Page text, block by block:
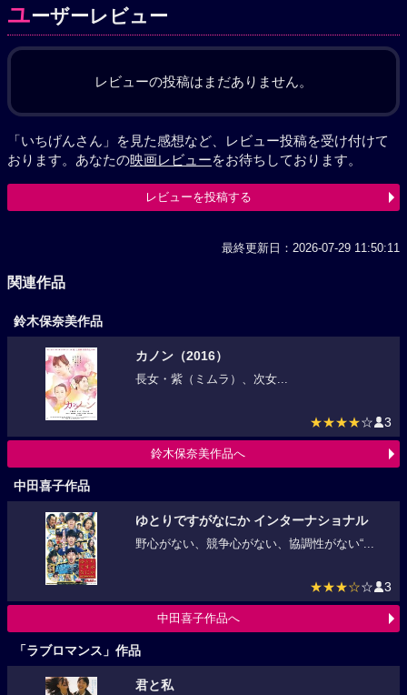
ユーザーレビュー
レビューの投稿はまだありません。
「いちげんさん」を見た感想など、レビュー投稿を受け付けて
おります。あなたの映画レビューをお待ちしております。
レビューを投稿する
最終更新日：2026-07-29 11:50:11
関連作品
鈴木保奈美作品
カノン（2016）
長女・紫（ミムラ）、次女...
★★★★☆ 3
鈴木保奈美作品へ
中田喜子作品
ゆとりですがなにか インターナショナル
野心がない、競争心がない、協調性がない“...
★★★☆☆ 3
中田喜子作品へ
「ラブロマンス」作品
君と私